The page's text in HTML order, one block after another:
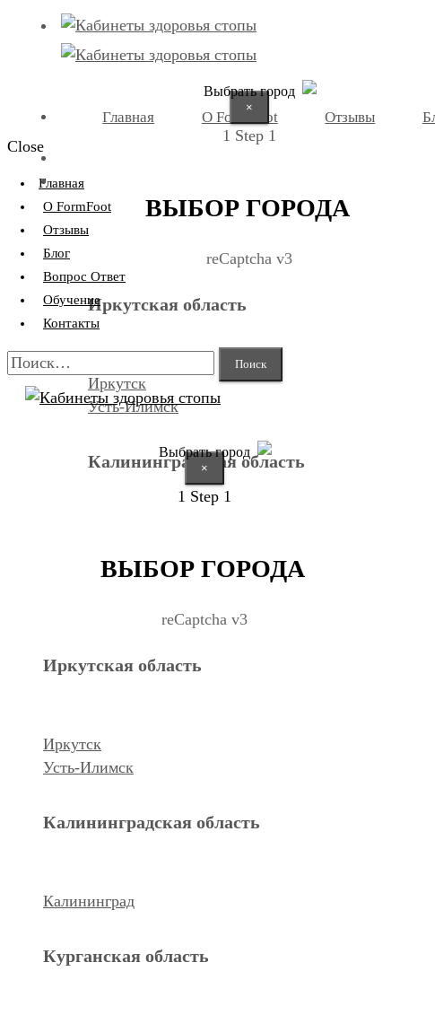
Выбрать город
×
1 Step 1
ВЫБОР ГОРОДА
reCaptcha v3
Иркутская область
Иркутск
Усть-Илимск
Калининградская область
Курган
Главная О FormFoot Отзывы
Close
Главная
О FormFoot
Отзывы
Блог
Вопрос Ответ
Обучение
Контакты
Найти:
Выбрать город
×
1 Step 1
ВЫБОР ГОРОДА
reCaptcha v3
Иркутская область
Иркутск
Усть-Илимск
Калининградская область
Калининград
Курганская область